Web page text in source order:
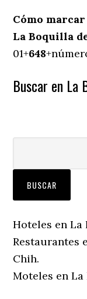
Cómo
La Boquilla
01+648
Buscar en La
Hoteles en La
Restaurantes
Chih.
Moteles en